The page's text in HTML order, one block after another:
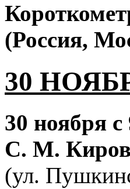
(Россия,
30
30 ноября
С. М.
(ул.